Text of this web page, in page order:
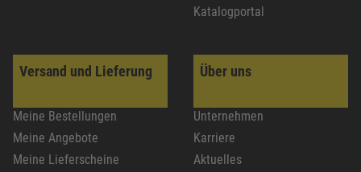
Katalogportal
Versand und Lieferung
Meine Bestellungen
Meine Angebote
Meine Lieferscheine
Über uns
Unternehmen
Karriere
Aktuelles